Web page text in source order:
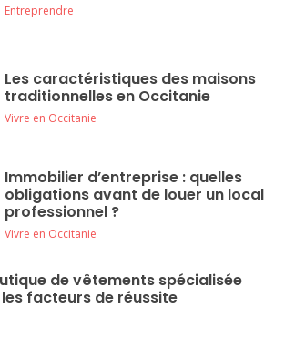
Entreprendre
Les caractéristiques des maisons
traditionnelles en Occitanie
Vivre en Occitanie
Immobilier d’entreprise : quelles
obligations avant de louer un local
professionnel ?
Vivre en Occitanie
de vêtements spécialisée
les facteurs de réussite